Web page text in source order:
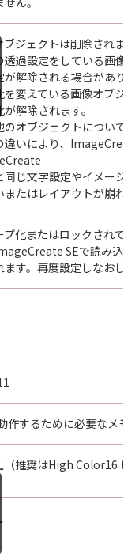
ブジェクトは削除されます
透過設定をしている画像
が解除される場合があり
を変えている画像オブジ
解除されます。
のオブジェクトについて
違いにより、
同じ文字設定やイメージ
またはレイアウトが崩れ
プ化またはロックされて
SEで読み込ん
ます。再度設定しなおし
作するために必要なメモ
（推奨はHigh Color16 ビ